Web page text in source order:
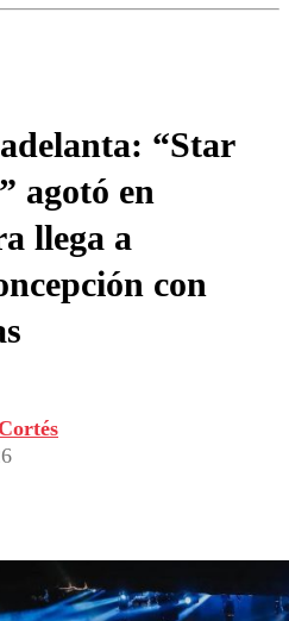
“Star
agotó en
llega a
con